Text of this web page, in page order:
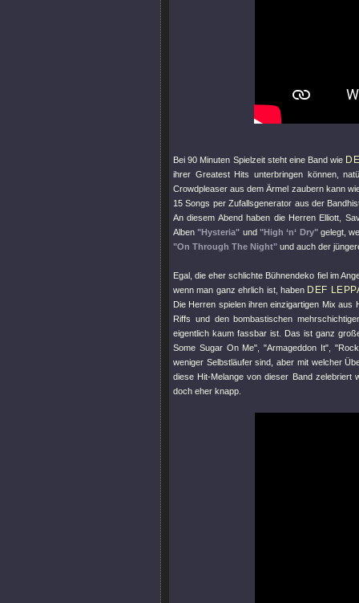
Bei 90 Minuten Spielzeit steht eine Band wie
ihrer Greatest Hits unterbringen können,
Crowdpleaser aus dem Ärmel zaubern kann
15 Songs per Zufallsgenerator aus der
An diesem Abend haben die Herren Elliott,
Alben"Hysteria" und "High ‘n‘ Dry"gelegt,
"On Through The Night" und auch der
Egal, die eher schlichte Bühnendeko fiel im
wenn man ganz ehrlich ist, haben DEF
Die Herren spielen ihren einzigartigen Mix aus
Riffs und den bombastischen
eigentlich kaum fassbar ist. Das ist ganz
Some Sugar On Me" ,"Armageddon It" ,
weniger Selbstläufer sind, aber mit welcher
diese Hit-Melange von dieser Band
doch eher knapp.